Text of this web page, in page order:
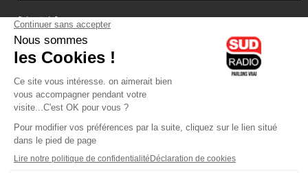
fiducial.fr
lyoncapitale.fr
olympique-et-lyonnais.com
L'application Iphone / Android
Téléchargez l'application
Les cookies